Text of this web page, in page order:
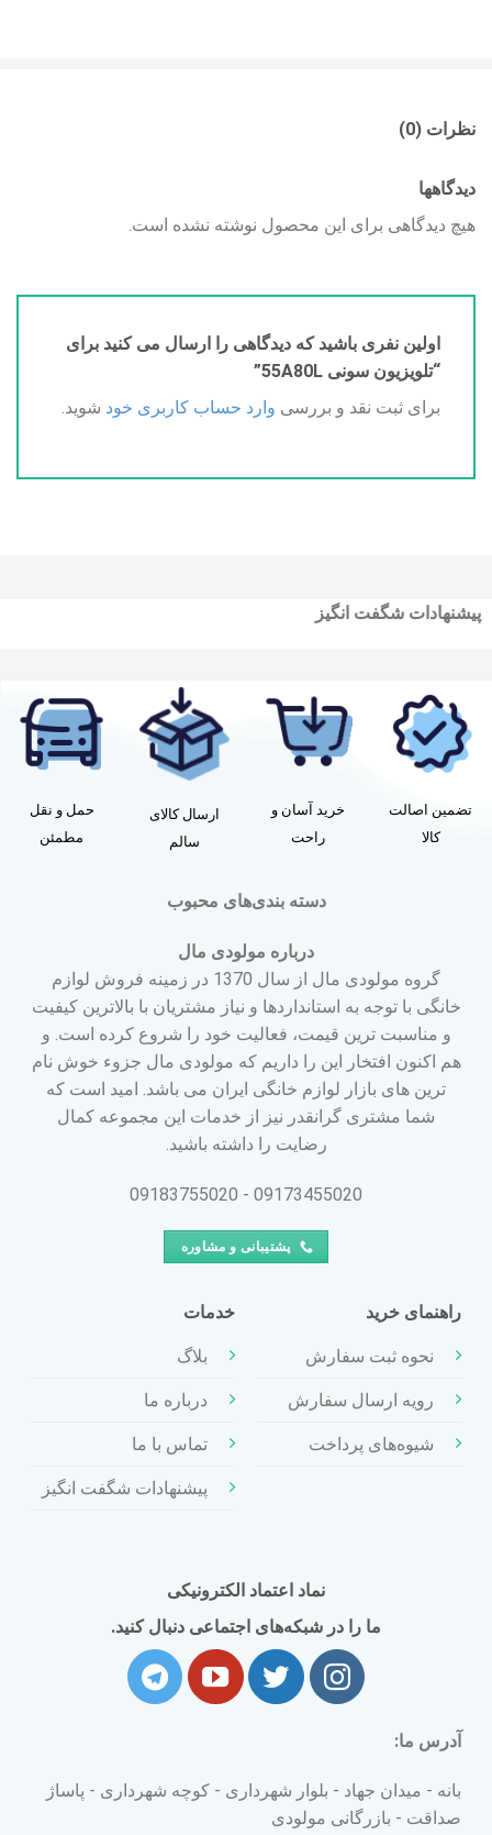
نظرات (0)
دیدگاهها
هیچ دیدگاهی برای این محصول نوشته نشده است.
اولین نفری باشید که دیدگاهی را ارسال می کنید برای
“تلویزیون سونی 55A80L”
برای ثبت نقد و بررسی وارد حساب کاربری خود شوید.
پیشنهادات شگفت انگیز
تضمین اصالت
کالا
خرید آسان و
راحت
ارسال کالای
سالم
حمل و نقل
مطمئن
دسته بندی‌های محبوب
درباره مولودی مال
گروه مولودی مال از سال 1370 در زمینه فروش لوازم
خانگی با توجه به استانداردها و نیاز مشتریان با بالاترین کیفیت
و مناسبت ترین قیمت، فعالیت خود را شروع کرده است. و
هم اکنون افتخار این را داریم که مولودی مال جزوء خوش نام
ترین های بازار لوازم خانگی ایران می باشد. امید است که
شما مشتری گرانقدر نیز از خدمات این مجموعه کمال
رضایت را داشته باشید.
09173455020 - 09183755020
پشتیبانی و مشاوره
راهنمای خرید
نحوه ثبت سفارش
رویه ارسال سفارش
شیوه‌های پرداخت
خدمات
بلاگ
درباره ما
تماس با ما
پیشنهادات شگفت انگیز
نماد اعتماد الکترونیکی
ما را در شبکه‌های اجتماعی دنبال کنید.
آدرس ما:
بانه - میدان جهاد - بلوار شهرداری - کوچه شهرداری - پاساژ
صداقت - بازرگانی مولودی